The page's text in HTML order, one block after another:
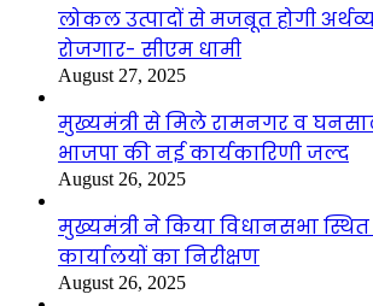
लोकल उत्पादों से मजबूत होगी
रोजगार- सीएम धामी
August 27, 2025
मुख्यमंत्री से मिले रामनगर व
भाजपा की नई कार्यकारिणी जल्द
August 26, 2025
मुख्यमंत्री ने किया विधानसभा
कार्यालयों का निरीक्षण
August 26, 2025